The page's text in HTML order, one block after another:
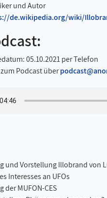
und Autor
de.wikipedia.org/wiki/
05.10.2021 per Telefon
Podcast über
und Vorstellung Illobrand von
Interesses an UFOs
der MUFON-CES